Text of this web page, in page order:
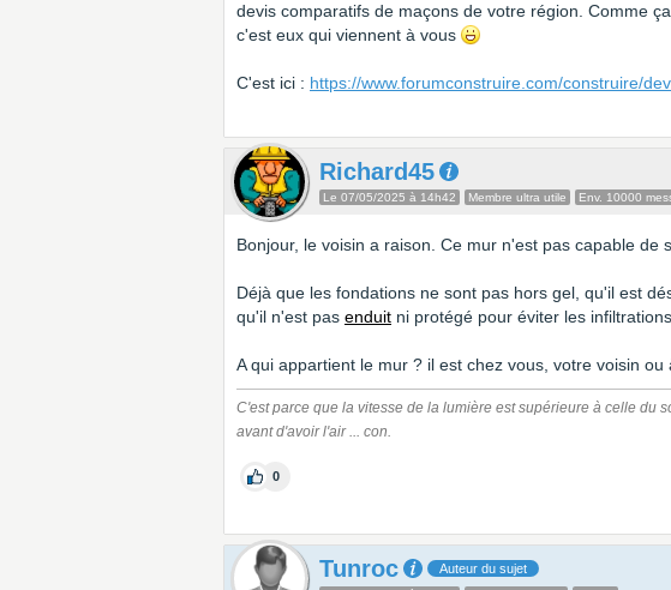
devis comparatifs de maçons de votre région. Comme
c'est eux qui viennent à vous
C'est ici : https://www.forumconstruire.com/construire/
Richard45
Le 07/05/2025 à 14h42 Membre ultra utile Env. 10000
Bonjour, le voisin a raison. Ce mur n'est pas capable de
Déjà que les fondations ne sont pas hors gel, qu'il est
qu'il n'est pas enduit ni protégé pour éviter les
A qui appartient le mur ? il est chez vous, votre voisin ou
C'est parce que la vitesse de la lumière est supérieure à celle du
avant d'avoir l'air ... con.
0
Tunroc Auteur du sujet